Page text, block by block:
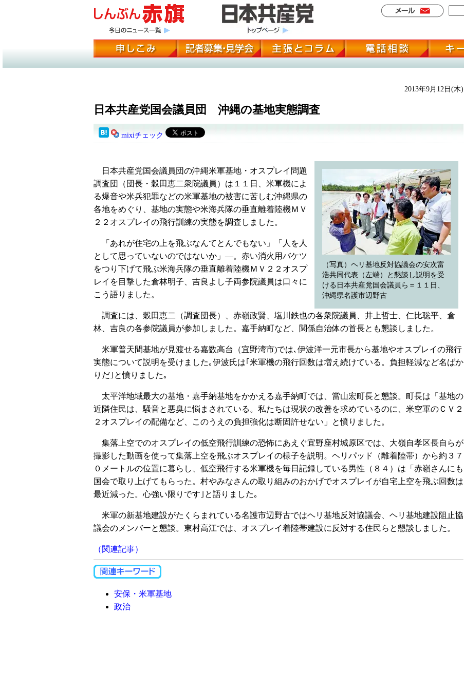
2013年9月12日(木)
日本共産党国会議員団 沖縄の基地実態調査
mixiチェック
（写真）ヘリ基地反対協議会の安次富
浩共同代表（左端）と懇談し説明を受
ける日本共産党国会議員ら＝１１日、
沖縄県名護市辺野古
日本共産党国会議員団の沖縄米軍基地・オスプレイ問題
調査団（団長・穀田恵二衆院議員）は１１日、米軍機によ
る爆音や米兵犯罪などの米軍基地の被害に苦しむ沖縄県の
各地をめぐり、基地の実態や米海兵隊の垂直離着陸機ＭＶ
２２オスプレイの飛行訓練の実態を調査しました。
「あれが住宅の上を飛ぶなんてとんでもない」「人を人
として思っていないのではないか」―。赤い消火用バケツ
をつり下げて飛ぶ米海兵隊の垂直離着陸機ＭＶ２２オスプ
レイを目撃した倉林明子、吉良よし子両参院議員は口々に
こう語りました。
調査には、穀田恵二（調査団長）、赤嶺政賢、塩川鉄也の各衆院議員、井上哲士、仁比聡平、倉
林、吉良の各参院議員が参加しました。嘉手納町など、関係自治体の首長とも懇談しました。
米軍普天間基地が見渡せる嘉数高台（宜野湾市)では､伊波洋一元市長から基地やオスプレイの飛行
実態について説明を受けました｡伊波氏は｢米軍機の飛行回数は増え続けている。負担軽減など名ばか
りだ｣と憤りました｡
太平洋地域最大の基地・嘉手納基地をかかえる嘉手納町では、當山宏町長と懇談。町長は「基地の
近隣住民は、騒音と悪臭に悩まされている。私たちは現状の改善を求めているのに、米空軍のＣＶ２
２オスプレイの配備など、このうえの負担強化は断固許せない」と憤りました。
集落上空でのオスプレイの低空飛行訓練の恐怖にあえぐ宜野座村城原区では、大嶺自孝区長自らが
撮影した動画を使って集落上空を飛ぶオスプレイの様子を説明。ヘリパッド（離着陸帯）から約３７
０メートルの位置に暮らし、低空飛行する米軍機を毎日記録している男性（８４）は「赤嶺さんにも
国会で取り上げてもらった。村やみなさんの取り組みのおかげでオスプレイが自宅上空を飛ぶ回数は
最近減った。心強い限りです｣と語りました｡
米軍の新基地建設がたくらまれている名護市辺野古ではヘリ基地反対協議会、ヘリ基地建設阻止協
議会のメンバーと懇談。東村高江では、オスプレイ着陸帯建設に反対する住民らと懇談しました。
（関連記事）
安保・米軍基地
政治